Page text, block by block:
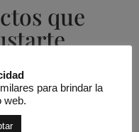
que
para brindar la
web.